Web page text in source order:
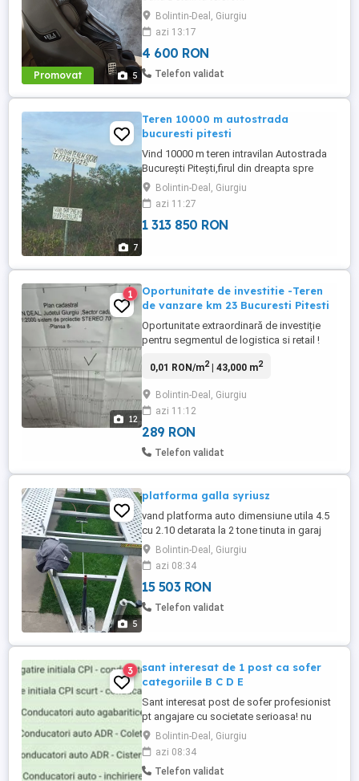
Promovat 5
Bolintin-Deal, Giurgiu
azi 13:17
4 600 RON
Telefon validat
7
Teren 10000 m autostrada
bucuresti pitesti
Vind 10000 m teren intravilan Autostrada
București Pitești,firul din dreapta spre
Pitești,km 25 vis-a -vis de
CORTIZO.Deschidere la autostrada 50 200
lungime,unic proprietar. Fff important
cadastru reactualizat .
Bolintin-Deal, Giurgiu
azi 11:27
1 313 850 RON
12
1
Oportunitate de investitie -Teren
de vanzare km 23 Bucuresti Pitesti
Oportunitate extraordinară de investiție
pentru segmentul de logistica si retail !
suprafață 43.000 mp in parcul industrial
pe partea satanga spre Pitesti, langa
depozitul central CT Park, acces din drum
asfaltat.Proprietate ...
0,01 RON/m2| 43,000 m2
Bolintin-Deal, Giurgiu
azi 11:12
289 RON
Telefon validat
5
platforma galla syriusz
vand platforma auto dimensiune utila 4.5
cu 2.10 detarata la 2 tone tinuta in garaj
vine dotata cu : troliu roata de sprijin roata
de rezerva 2 cale echipata cu Punti Alko an
de fabricatie decembrie 2022 nu a facut
extern se vinde doar cu perfectarea
documentelor
Bolintin-Deal, Giurgiu
azi 08:34
15 503 RON
Telefon validat
3
sant interesat de 1 post ca sofer
categoriile B C D E
Sant interesat post de sofer profesionist
pt angajare cu societate serioasa! nu
accept prostii de genul sa dau în program
sau sa scot cardul, etc Nu lucrez noaptea!
Ofer maxima seriozitate Dispun de
atestate: Cpi marfa Cpi persoane Adr
Bolintin-Deal, Giurgiu
azi 08:34
Telefon validat